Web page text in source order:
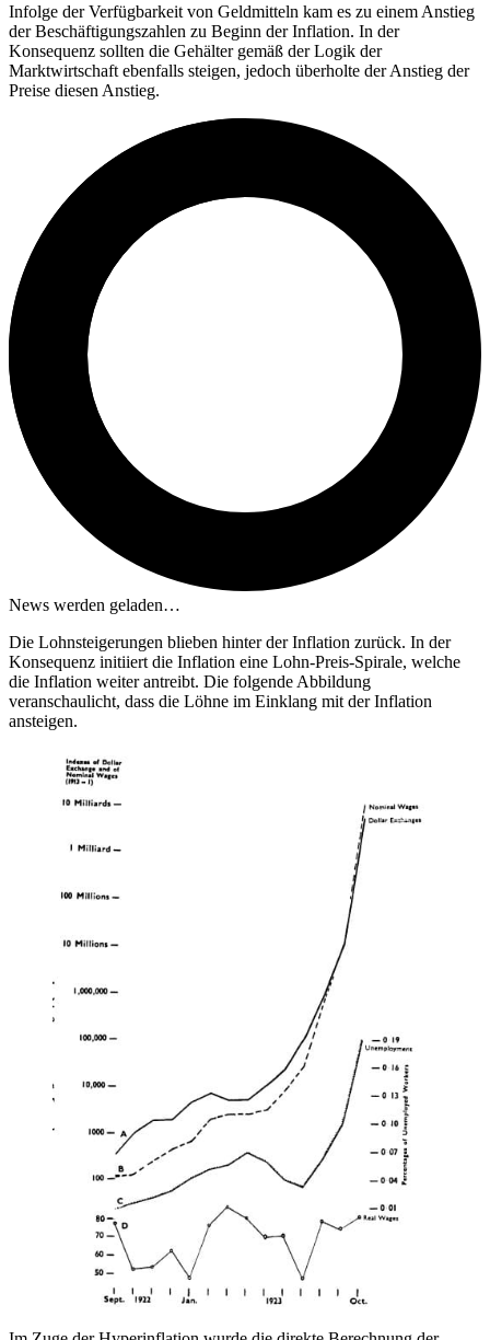
Infolge der Verfügbarkeit von Geldmitteln kam es zu einem Anstieg
der Beschäftigungszahlen zu Beginn der Inflation. In der
Konsequenz sollten die Gehälter gemäß der Logik der
Marktwirtschaft ebenfalls steigen, jedoch überholte der Anstieg der
Preise diesen Anstieg.
News werden geladen…
Die Lohnsteigerungen blieben hinter der Inflation zurück. In der
Konsequenz initiiert die Inflation eine Lohn-Preis-Spirale, welche
die Inflation weiter antreibt. Die folgende Abbildung
veranschaulicht, dass die Löhne im Einklang mit der Inflation
ansteigen.